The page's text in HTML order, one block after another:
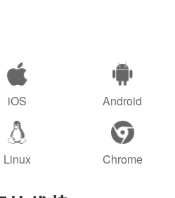
iOS Android
Linux Chrome